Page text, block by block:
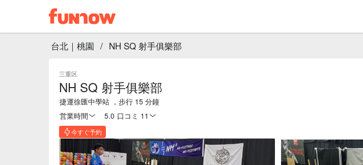
台北｜桃園 / NH SQ 射手俱樂部
三重区
NH SQ 射手俱樂部
捷運徐匯中學站 ，步行 15 分鐘
営業時間
5.0 口コミ 11
今すぐ予約